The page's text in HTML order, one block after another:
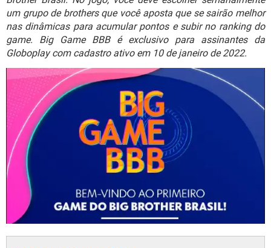
GUIA DE COMPRAS
um grupo de brothers que você aposta que se sairão melhor
nas dinâmicas para acumular pontos e subir no ranking do
game. Big Game BBB é exclusivo para assinantes da
Globoplay com cadastro ativo em 10 de janeiro de 2022.